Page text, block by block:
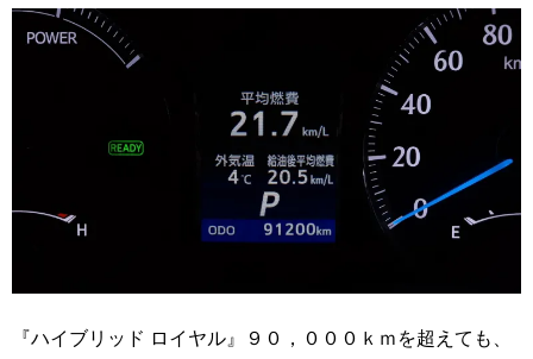
『ハイブリッド ロイヤル』９０，０００ｋｍを超えても、